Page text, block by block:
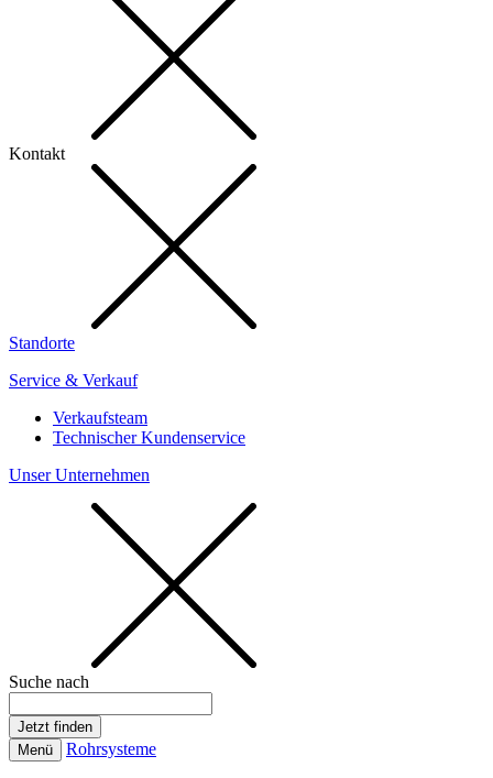
Kontakt
Standorte
Service & Verkauf
Verkaufsteam
Technischer Kundenservice
Unser Unternehmen
Suche nach
Menü Rohrsysteme